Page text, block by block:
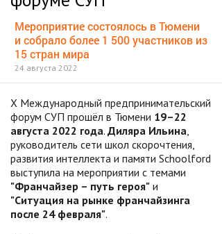
Мероприятие состоялось в Тюмени
и собрало более 1 500 участников из
15 стран мира
24 августа 2022
X Международный предпринимательский
форум СУП прошёл в Тюмени 19–22
августа 2022 года. Диляра Ильина,
руководитель сети школ скорочтения,
развития интеллекта и памяти Schoolford
выступила на мероприятии с темами
"Франчайзер – путь героя" и
"Ситуация на рынке франчайзинга
после 24 февраля".